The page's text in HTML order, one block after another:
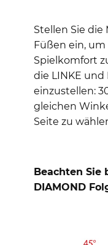
Stellen Sie
Füßen ein,
Spielkomfort
die LINKE und
einzustellen:
gleichen
Seite zu
Beachten Sie
DIAMOND